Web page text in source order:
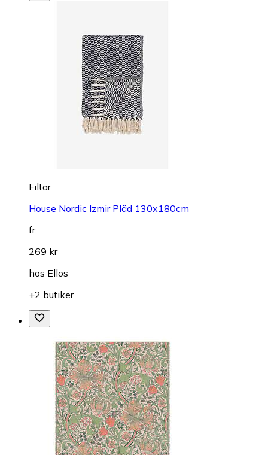
Filtar
House Nordic Izmir Pläd 130x180cm
fr.
269 kr
hos Ellos
+2 butiker